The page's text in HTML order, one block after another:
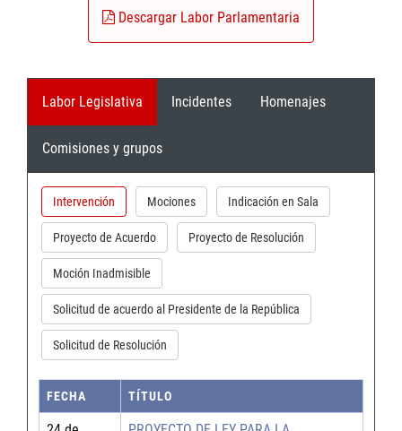
Descargar Labor Parlamentaria
Labor Legislativa Incidentes Homenajes
Comisiones y grupos
Intervención Mociones Indicación en Sala
Proyecto de Acuerdo Proyecto de Resolución
Moción Inadmisible
Solicitud de acuerdo al Presidente de la República
Solicitud de Resolución
FECHA TÍTULO